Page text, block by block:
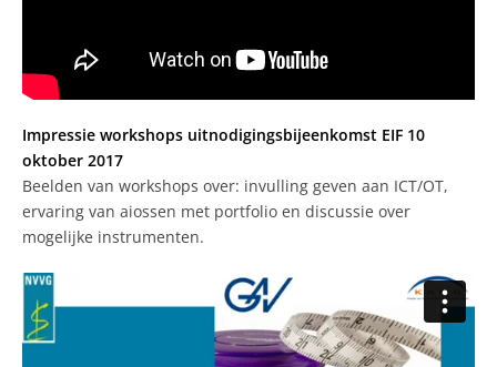
Impressie workshops uitnodigingsbijeenkomst EIF 10
oktober 2017
Beelden van workshops over: invulling geven aan ICT/OT,
ervaring van aiossen met portfolio en discussie over
mogelijke instrumenten.